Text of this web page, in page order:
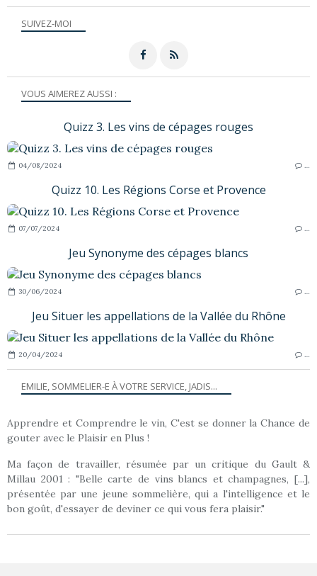
SUIVEZ-MOI
VOUS AIMEREZ AUSSI :
Quizz 3. Les vins de cépages rouges
04/08/2024
Quizz 10. Les Régions Corse et Provence
07/07/2024
Jeu Synonyme des cépages blancs
30/06/2024
Jeu Situer les appellations de la Vallée du Rhône
20/04/2024
EMILIE, SOMMELIER-E À VOTRE SERVICE, JADIS...
Apprendre et Comprendre le vin, C'est se donner la Chance de
gouter avec le Plaisir en Plus !
Ma façon de travailler, résumée par un critique du Gault &
Millau 2001 : "Belle carte de vins blancs et champagnes, [...],
présentée par une jeune sommelière, qui a l'intelligence et le
bon goût, d'essayer de deviner ce qui vous fera plaisir."